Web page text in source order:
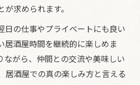
求められます。
日の仕事やプライベートにも良い
居酒屋時間を継続的に楽しめま
ながら、仲間との交流や美味しい
居酒屋での真の楽しみ方と言える